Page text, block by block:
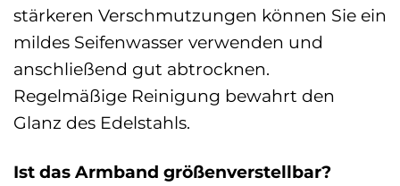
stärkeren Verschmutzungen können Sie ein
mildes Seifenwasser verwenden und
anschließend gut abtrocknen.
Regelmäßige Reinigung bewahrt den
Glanz des Edelstahls.
Ist das Armband größenverstellbar?